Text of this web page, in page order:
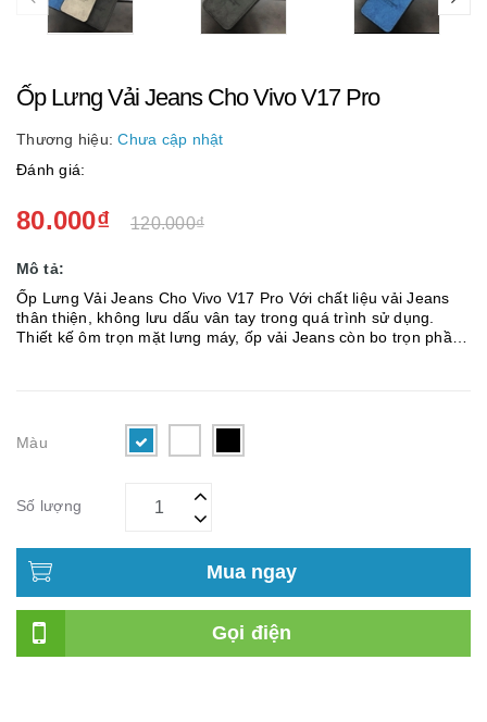
Ốp Lưng Vải Jeans Cho Vivo V17 Pro
Thương hiệu: Chưa cập nhật
Đánh giá:
80.000₫ 120.000₫
Mô tả:
Ốp Lưng Vải Jeans Cho Vivo V17 Pro Với chất liệu vải Jeans
thân thiện, không lưu dấu vân tay trong quá trình sử dụng.
Thiết kế ôm trọn mặt lưng máy, ốp vải Jeans còn bo trọn phần
Màu
Số lượng
Mua ngay
Gọi điện